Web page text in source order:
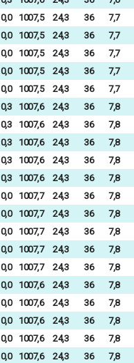
0,0 1007,5 24,3 36
7,7
0,0 1007,5 24,3 36
7,7
0,0 1007,5 24,3 36
7,7
0,0 1007,5 24,3 36
7,7
0,0 1007,5 24,3 36
7,7
0,3 1007,6 24,3 36
7,8
0,3 1007,6 24,3 36
7,8
0,3 1007,6 24,3 36
7,8
0,3 1007,6 24,3 36
7,8
0,3 1007,6 24,3 36
7,8
0,0 1007,7 24,3 36
7,8
0,0 1007,7 24,3 36
7,8
0,0 1007,7 24,3 36
7,8
0,0 1007,7 24,3 36
7,8
0,0 1007,7 24,3 36
7,8
0,0 1007,6 24,3 36
7,8
0,0 1007,6 24,3 36
7,8
0,0 1007,6 24,3 36
7,8
0,0 1007,6 24,3 36
7,8
0,0 1007,6 24,3 36
7,8